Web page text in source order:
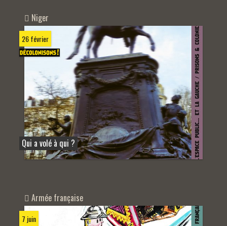
Niger
26 février
Qui a volé à qui ?
Armée française
7 juin